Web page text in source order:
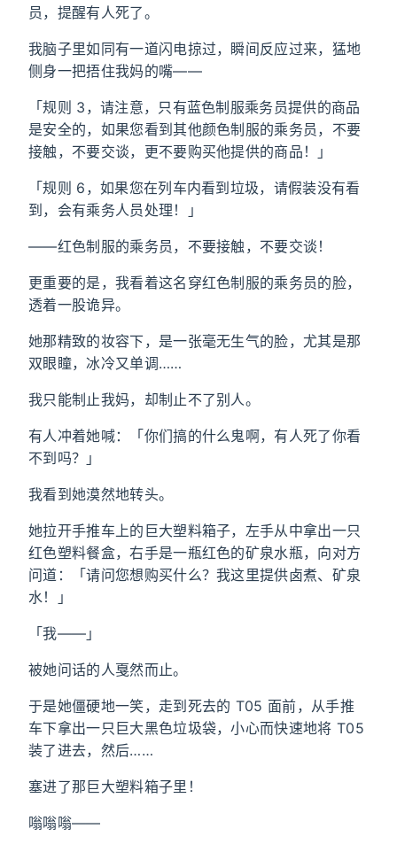
员，提醒有人死了。
我脑子里如同有一道闪电掠过，瞬间反应过来，猛地
侧身一把捂住我妈的嘴——
「规则 3，请注意，只有蓝色制服乘务员提供的商品
是安全的，如果您看到其他颜色制服的乘务员，不要
接触，不要交谈，更不要购买他提供的商品！」
「规则 6，如果您在列车内看到垃圾，请假装没有看
到，会有乘务人员处理！」
——红色制服的乘务员，不要接触，不要交谈！
更重要的是，我看着这名穿红色制服的乘务员的脸，
透着一股诡异。
她那精致的妆容下，是一张毫无生气的脸，尤其是那
双眼瞳，冰冷又单调……
我只能制止我妈，却制止不了别人。
有人冲着她喊：「你们搞的什么鬼啊，有人死了你看
不到吗？」
我看到她漠然地转头。
她拉开手推车上的巨大塑料箱子，左手从中拿出一只
红色塑料餐盒，右手是一瓶红色的矿泉水瓶，向对方
问道：「请问您想购买什么？我这里提供卤煮、矿泉
水！」
「我——」
被她问话的人戛然而止。
于是她僵硬地一笑，走到死去的 T05 面前，从手推
车下拿出一只巨大黑色垃圾袋，小心而快速地将 T05
装了进去，然后……
塞进了那巨大塑料箱子里！
嗡嗡嗡——